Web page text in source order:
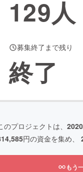
129人
募集終了まで残り
終了
のプロジェクトは、
円の資金を集め、
もう